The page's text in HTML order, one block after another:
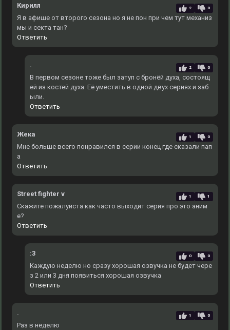
Кирилл 2 0
Я в афише от второго сезона но я не пон при чем тут механиз
мы и секта тан?
Ответить
. 2 0
В первом сезоне тоже был затуп с бронёй духа, состоящ
ей из костей духа. Еë уместить в одной двух сериях и заб
ыли.
Ответить
Жека 1 0
Мне больше всего понравился в серии конец где сказали пап
а
Ответить
Street fighter v 1 1
Скажите пожалуйста как часто выходит серия про это аним
е?
Ответить
:3 0 0
Каждую неделю но сразу хорошая озвучка не будет чере
з 2 или 3 дня появиться хорошая озвучка
Ответить
. 1 0
Раз в неделю